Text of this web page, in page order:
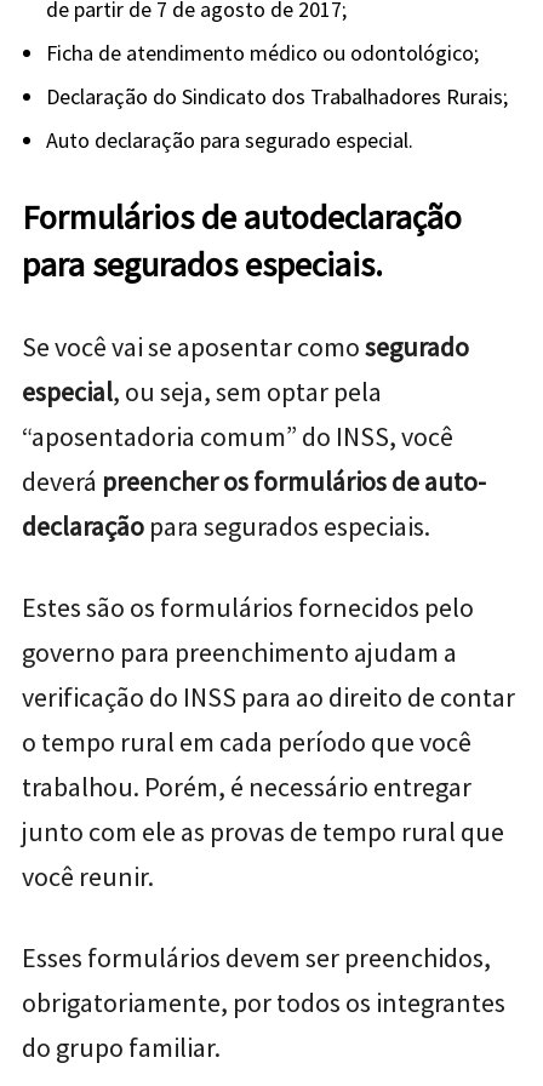
de partir de 7 de agosto de 2017;
Ficha de atendimento médico ou odontológico;
Declaração do Sindicato dos Trabalhadores Rurais;
Auto declaração para segurado especial.
Formulários de autodeclaração
para segurados especiais.
Se você vai se aposentar comosegurado
especial, ou seja, sem optar pela
“aposentadoria comum” do INSS, você
deverá preencher os formulários de auto-
declaração para segurados especiais.
Estes são os formulários fornecidos pelo
governo para preenchimento ajudam a
verificação do INSS para ao direito de contar
o tempo rural em cada período que você
trabalhou. Porém, é necessário entregar
junto com ele as provas de tempo rural que
você reunir.
Esses formulários devem ser preenchidos,
obrigatoriamente, por todos os integrantes
do grupo familiar.